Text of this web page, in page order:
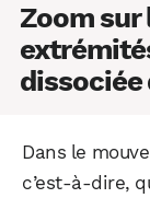
Zoom
dissociée
Dans le
c’est-à-dire,